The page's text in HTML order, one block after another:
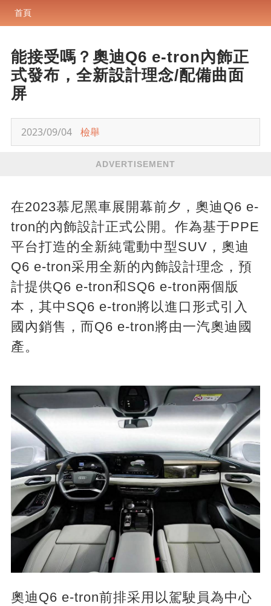
首頁
能接受嗎？奧迪Q6 e-tron內飾正
式發布，全新設計理念/配備曲面
屏
2023/09/04 檢舉
ADVERTISEMENT
在2023慕尼黑車展開幕前夕，奧迪Q6 e-
tron的內飾設計正式公開。作為基于PPE
平台打造的全新純電動中型SUV，奧迪
Q6 e-tron采用全新的內飾設計理念，預
計提供Q6 e-tron和SQ6 e-tron兩個版
本，其中SQ6 e-tron將以進口形式引入
國內銷售，而Q6 e-tron將由一汽奧迪國
產。
奧迪Q6 e-tron前排采用以駕駛員為中心